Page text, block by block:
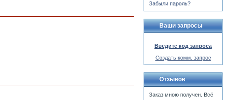
Забыли пароль?
Ваши запросы
Введите код запроса
Создать комм. запрос
Отзывов
Заказ мною получен. Всё